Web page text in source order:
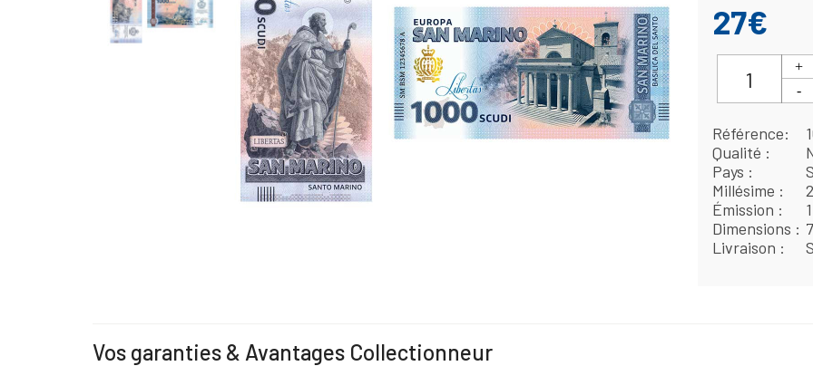
27€
Référence
Qualité
Pays
Millésime
Émission
Dimensions
Livraison
Vos garanties & Avantages Collectionneur